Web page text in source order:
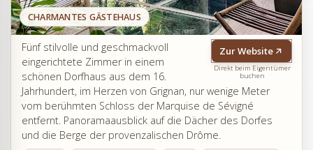
CHARMANTES GÄSTEHAUS
Zur Website
Direkt beim Eigentümer
buchen
Fünf stilvolle und geschmackvoll
eingerichtete Zimmer in einem
schönen Dorfhaus aus dem 16.
Jahrhundert, im Herzen von Grignan, nur wenige Meter
vom berühmten Schloss der Marquise de Sévigné
entfernt. Panoramaausblick auf die Dächer des Dorfes
und die Berge der provenzalischen Drôme.